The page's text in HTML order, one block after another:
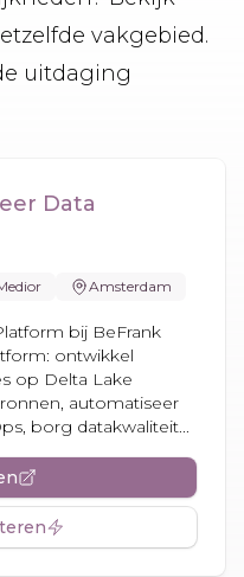
vakgebied.
uitdaging
Data
Amsterdam
bij BeFrank
ontwikkel
op Delta Lake
automatiseer
borg datakwaliteit...